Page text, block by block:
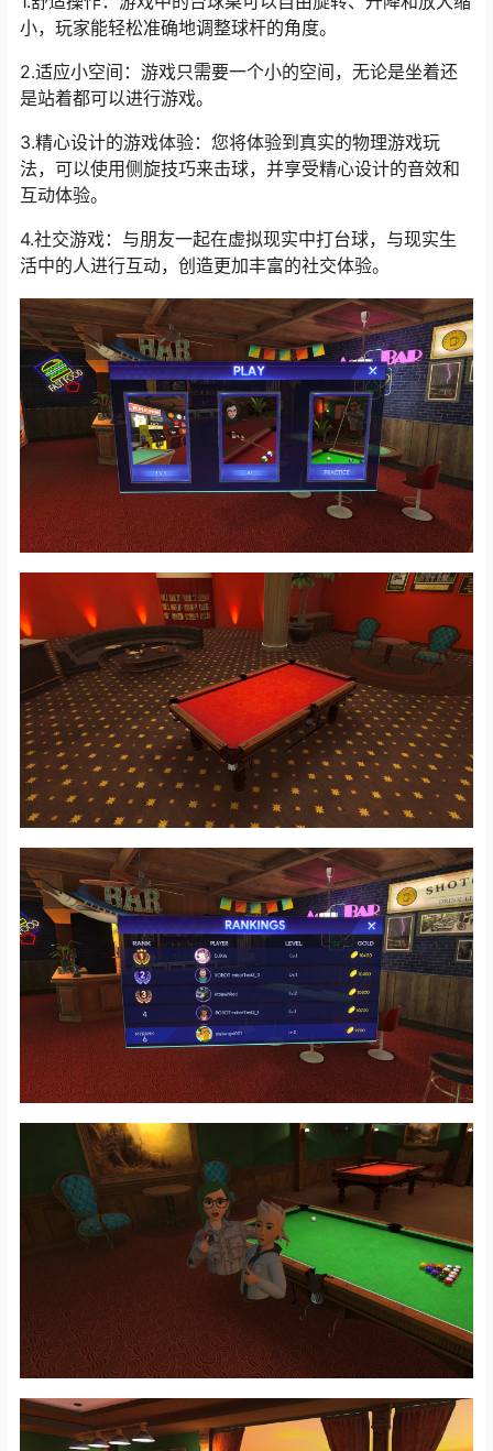
小，玩家能轻松准确地调整球杆的角度。
2.适应小空间：游戏只需要一个小的空间，无论是坐着还
是站着都可以进行游戏。
3.精心设计的游戏体验：您将体验到真实的物理游戏玩
法，可以使用侧旋技巧来击球，并享受精心设计的音效和
互动体验。
4.社交游戏：与朋友一起在虚拟现实中打台球，与现实生
活中的人进行互动，创造更加丰富的社交体验。